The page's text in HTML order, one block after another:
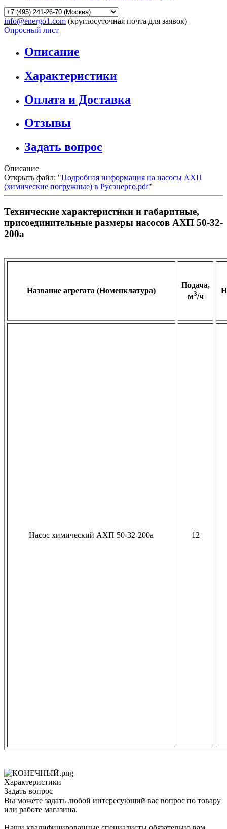
info@energo1.com (круглосуточная почта для заявок)
Опросный лист
Описание
Характеристики
Оплата и Доставка
Отзывы
Задать вопрос
Описание
Открыть файл: "Подробная информация на насосы АХП
(химические погружные) в Русэнерго.pdf"
Технические характеристики и габаритные,
присоединительные размеры насосов АХП 50-32-
200а
Название агрегата (Номенклатура)
Подача,
м3/ч
Насос химический АХП 50-32-200а 12
Характеристики
Задать вопрос
Вы можете задать любой интересующий вас вопрос по товару
или работе магазина.